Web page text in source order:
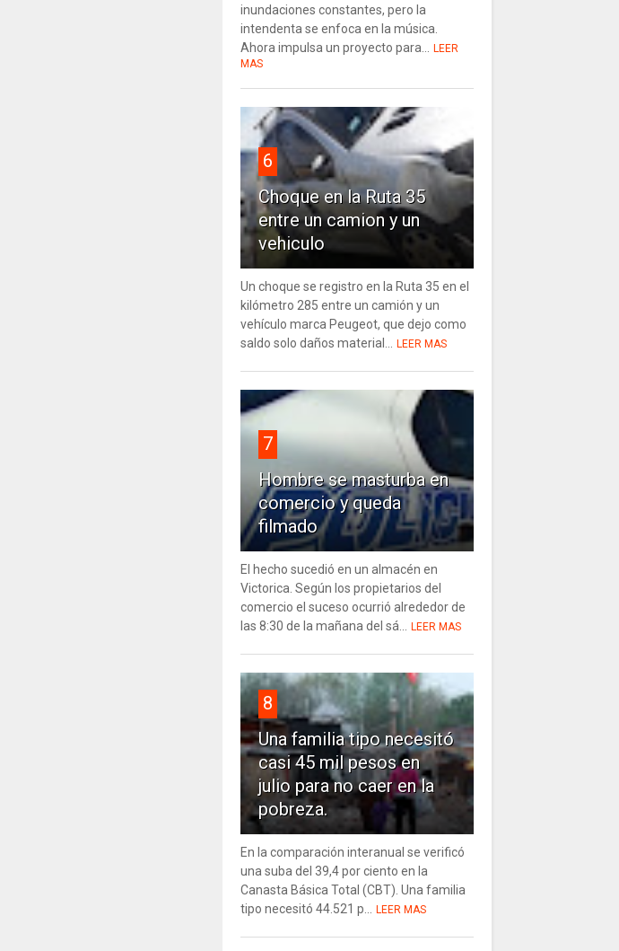
inundaciones constantes, pero la
intendenta se enfoca en la música.
Ahora impulsa un proyecto para... LEER
MAS
6
Choque en la Ruta 35
entre un camion y un
vehiculo
Un choque se registro en la Ruta 35 en el
kilómetro 285 entre un camión y un
vehículo marca Peugeot, que dejo como
saldo solo daños material... LEER MAS
7
Hombre se masturba en
comercio y queda
filmado
El hecho sucedió en un almacén en
Victorica. Según los propietarios del
comercio el suceso ocurrió alrededor de
las 8:30 de la mañana del sá... LEER MAS
8
Una familia tipo necesitó
casi 45 mil pesos en
julio para no caer en la
pobreza.
En la comparación interanual se verificó
una suba del 39,4 por ciento en la
Canasta Básica Total (CBT). Una familia
tipo necesitó 44.521 p... LEER MAS